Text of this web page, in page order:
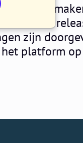
2021
van
zijn
platform